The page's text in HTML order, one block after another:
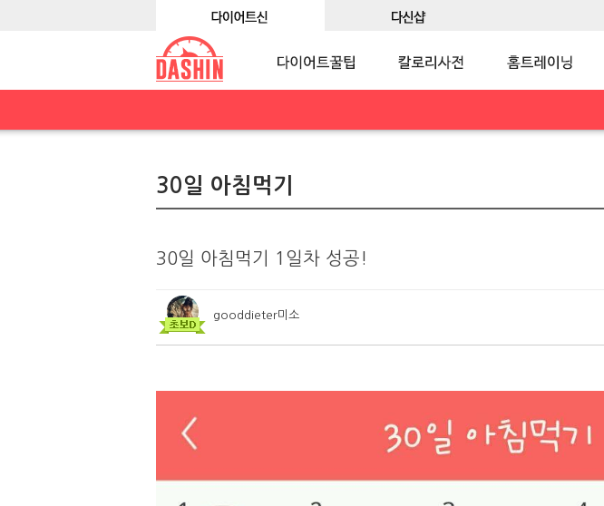
30일 아침먹기
30일 아침먹기 1일차 성공!
gooddieter미소